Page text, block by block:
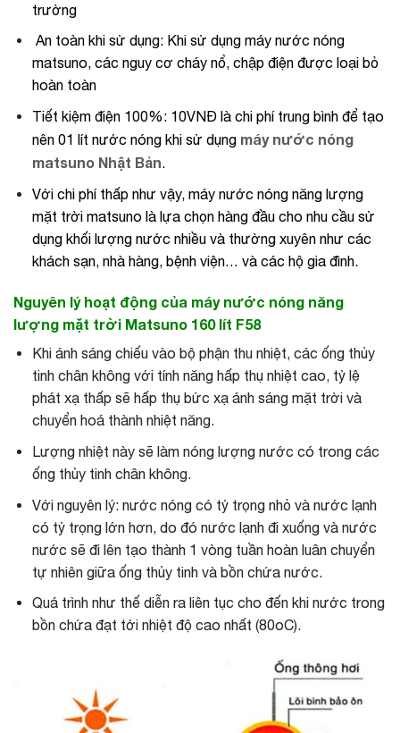
trường
An toàn khi sử dụng: Khi sử dụng máy nước nóng
matsuno, các nguy cơ cháy nổ, chập điện được loại bỏ
hoàn toàn
Tiết kiệm điện 100%: 10VNĐ là chi phí trung bình để tạo
nên 01 lít nước nóng khi sử dụng máy nước nóng
matsuno Nhật Bản.
Với chi phí thấp như vậy, máy nước nóng năng lượng
mặt trời matsuno là lựa chọn hàng đầu cho nhu cầu sử
dụng khối lượng nước nhiều và thường xuyên như các
khách sạn, nhà hàng, bệnh viện… và các hộ gia đình.
Nguyên lý hoạt động của máy nước nóng năng
lượng mặt trời Matsuno 160 lít F58
Khi ánh sáng chiếu vào bộ phận thu nhiệt, các ống thủy
tinh chân không với tính năng hấp thụ nhiệt cao, tỷ lệ
phát xạ thấp sẽ hấp thụ bức xạ ánh sáng mặt trời và
chuyển hoá thành nhiệt năng.
Lượng nhiệt này sẽ làm nóng lượng nước có trong các
ống thủy tinh chân không.
Với nguyên lý: nước nóng có tỷ trọng nhỏ và nước lạnh
có tỷ trọng lớn hơn, do đó nước lạnh đi xuống và nước
nước sẽ đi lên tạo thành 1 vòng tuần hoàn luân chuyển
tự nhiên giữa ống thủy tinh và bồn chứa nước.
Quá trình như thế diễn ra liên tục cho đến khi nước trong
bồn chứa đạt tới nhiệt độ cao nhất (80oC).